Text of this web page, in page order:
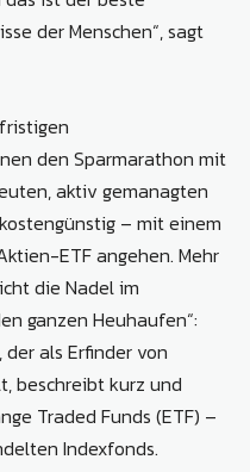
der Menschen“, sagt
den Sparmarathon mit
aktiv gemanagten
– mit einem
ETF angehen. Mehr
die Nadel im
ganzen Heuhaufen“:
als Erfinder von
beschreibt kurz und
Traded Funds (ETF) –
Indexfonds.